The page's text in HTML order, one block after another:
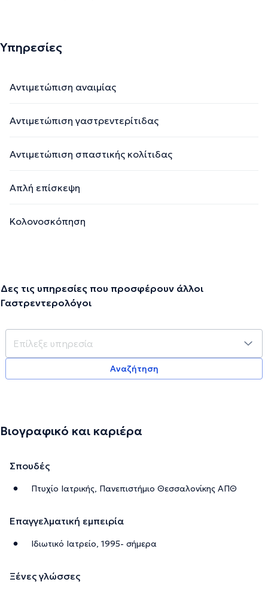
Υπηρεσίες
Αντιμετώπιση αναιμίας
Αντιμετώπιση γαστρεντερίτιδας
Αντιμετώπιση σπαστικής κολίτιδας
Απλή επίσκεψη
Κολονοσκόπηση
Δες τις υπηρεσίες που προσφέρουν άλλοι
Γαστρεντερολόγοι
Αναζήτηση
Βιογραφικό και καριέρα
Σπουδές
Πτυχίο Ιατρικής, Πανεπιστήμιο Θεσσαλονίκης ΑΠΘ
Επαγγελματική εμπειρία
Ιδιωτικό Ιατρείο, 1995- σήμερα
Ξένες γλώσσες